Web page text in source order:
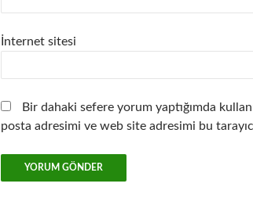
İnternet sitesi
Bir dahaki sefere yorum yaptığımda
posta adresimi ve web site adresimi bu